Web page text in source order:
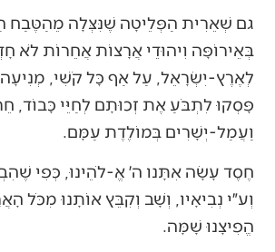
גם שְׁאֵרִית הַפְּלֵיטָה שֶׁנִּצְּלָה מֵהַטֶּבַח
בְּאֵירוֹפָּה וִיהוּדֵי אֲרָצוֹת אֲחֵרוֹת לֹא
לְאֶרֶץ-יִשְׂרָאֵל, עַל אַף כָּל קֹשִׁי, מְנִיעָה
פָּסְקוּ לִתְבֹּעַ אֶת זְכוּתָם לְחַיֵּי כָּבוֹד,
וַעֲמַל-יְשָׁרִים בְּמוֹלֶדֶת עַמָּם.
חֶסֶד עָשָׂה אִתָּנו ה׳ אֱ-לֹהֵינוּ, כְּפִי
וְע״י נְבִיאָיו, וְשָׁב וְקִבֵּץ אוֹתָנוּ מִכֹּל
הֱפִיצָנוּ שָׁמָּה.